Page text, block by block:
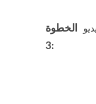
الخطوة
3: